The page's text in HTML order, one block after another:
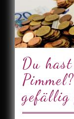
Du
gefällig